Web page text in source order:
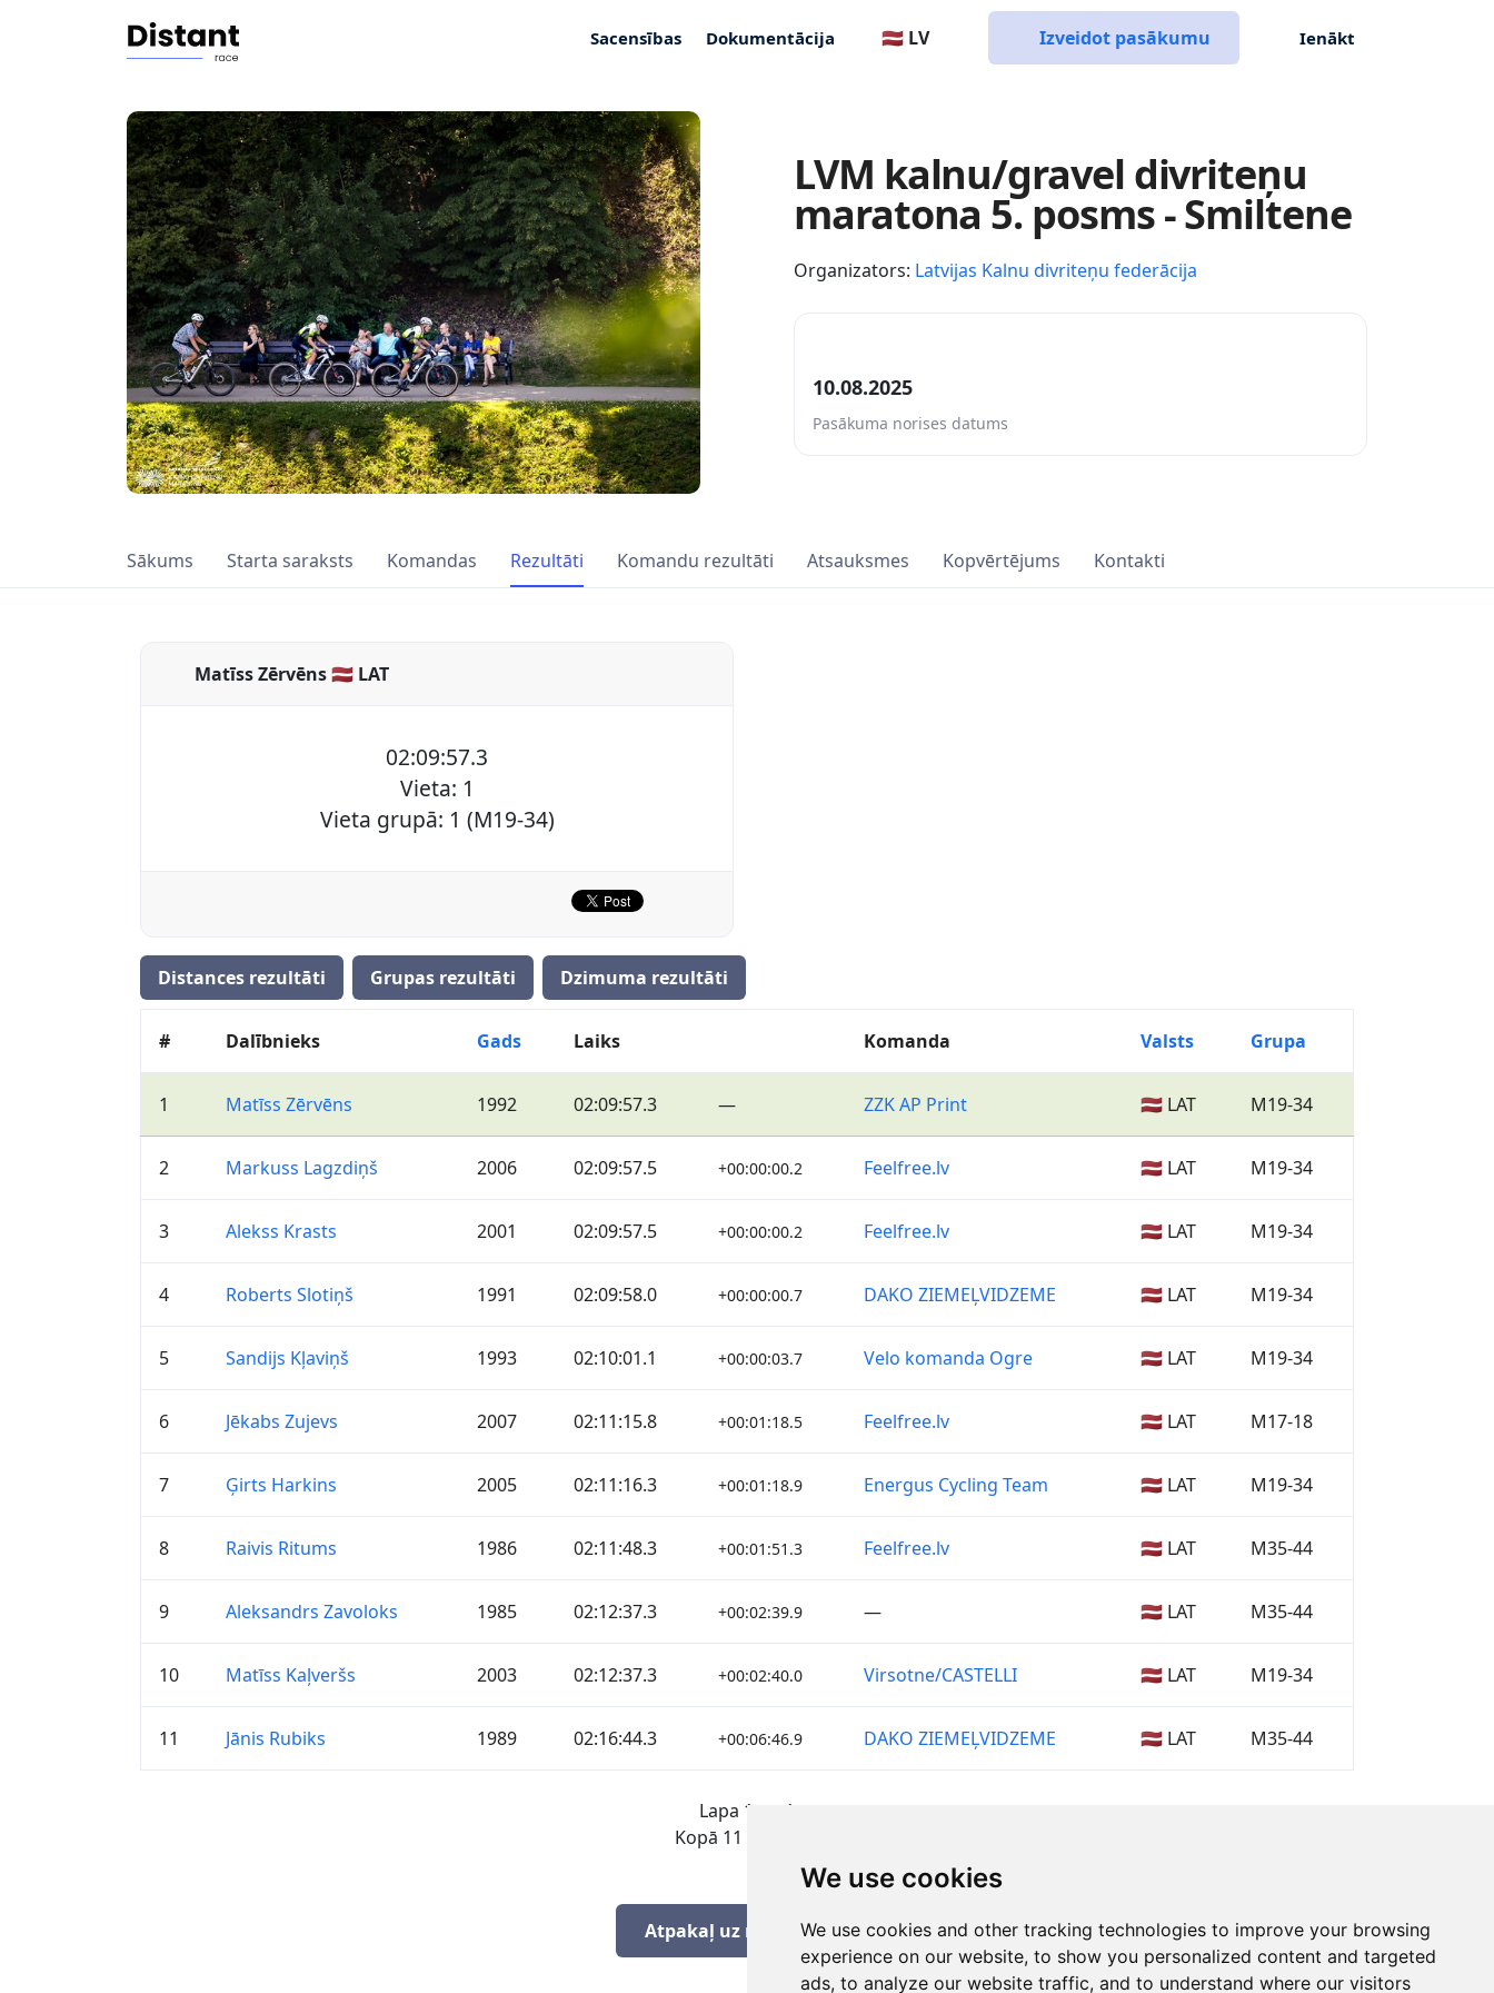
We use cookies
We use cookies and other tracking technologies to improve your browsing
experience on our website, to show you personalized content and targeted
ads, to analyze our website traffic, and to understand where our visitors
Sacensības Dokumentācija 🇱🇻 LV Izveidot pasākumu Ienākt
LVM kalnu/gravel divriteņu
maratona 5. posms - Smiltene
Organizators: Latvijas Kalnu divriteņu federācija
10.08.2025
Pasākuma norises datums
Sākums Starta saraksts Komandas Rezultāti Komandu rezultāti Atsauksmes Kopvērtējums Kontakti
Matīss Zērvēns 🇱🇻 LAT
02:09:57.3
Vieta: 1
Vieta grupā: 1 (M19-34)
Distances rezultāti Grupas rezultāti Dzimuma rezultāti
# Dalībnieks Gads Laiks Komanda Valsts Grupa
1 Matīss Zērvēns 1992 02:09:57.3 — ZZK AP Print 🇱🇻 LAT M19-34
2 Markuss Lagzdiņš 2006 02:09:57.5 +00:00:00.2 Feelfree.lv 🇱🇻 LAT M19-34
3 Alekss Krasts 2001 02:09:57.5 +00:00:00.2 Feelfree.lv 🇱🇻 LAT M19-34
4 Roberts Slotiņš 1991 02:09:58.0 +00:00:00.7 DAKO ZIEMEĻVIDZEME 🇱🇻 LAT M19-34
5 Sandijs Kļaviņš 1993 02:10:01.1 +00:00:03.7 Velo komanda Ogre 🇱🇻 LAT M19-34
6 Jēkabs Zujevs 2007 02:11:15.8 +00:01:18.5 Feelfree.lv 🇱🇻 LAT M17-18
7 Ģirts Harkins 2005 02:11:16.3 +00:01:18.9 Energus Cycling Team 🇱🇻 LAT M19-34
8 Raivis Ritums 1986 02:11:48.3 +00:01:51.3 Feelfree.lv 🇱🇻 LAT M35-44
9 Aleksandrs Zavoloks 1985 02:12:37.3 +00:02:39.9 — 🇱🇻 LAT M35-44
10 Matīss Kaļveršs 2003 02:12:37.3 +00:02:40.0 Virsotne/CASTELLI 🇱🇻 LAT M19-34
11 Jānis Rubiks 1989 02:16:44.3 +00:06:46.9 DAKO ZIEMEĻVIDZEME 🇱🇻 LAT M35-44
Lapa 1 no 1
Kopā 11 Rezultāti
Atpakaļ uz rezultātiem